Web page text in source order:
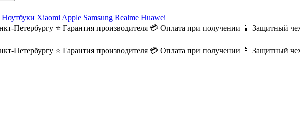
Ноутбуки Xiaomi Apple Samsung Realme Huawei
Петербургу ⭐ Гарантия производителя 💳 Оплата при получении 📱 Защитный
Петербургу ⭐ Гарантия производителя 💳 Оплата при получении 📱 Защитный